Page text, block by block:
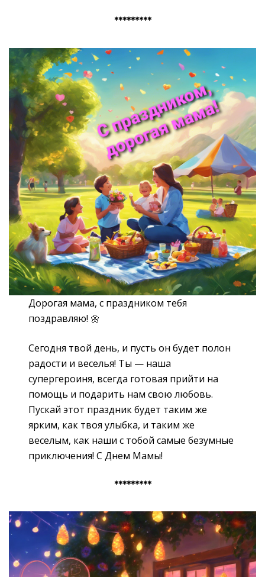
*********
Дорогая мама, с праздником тебя
поздравляю! 🌼
Сегодня твой день, и пусть он будет полон
радости и веселья! Ты — наша
супергероиня, всегда готовая прийти на
помощь и подарить нам свою любовь.
Пускай этот праздник будет таким же
ярким, как твоя улыбка, и таким же
веселым, как наши с тобой самые безумные
приключения! С Днем Мамы!
*********